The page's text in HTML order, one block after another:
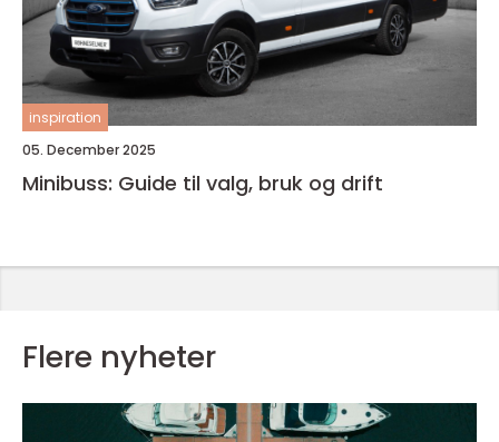
inspiration
05. December 2025
Minibuss: Guide til valg, bruk og drift
Flere nyheter